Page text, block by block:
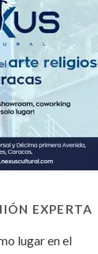
EXPERTA
lugar en el